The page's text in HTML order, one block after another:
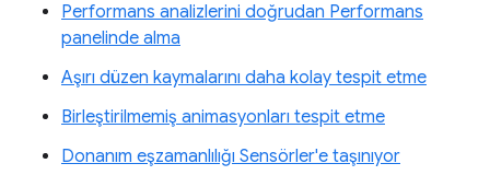
Performans analizlerini doğrudan Performans
panelinde alma
Aşırı düzen kaymalarını daha kolay tespit etme
Birleştirilmemiş animasyonları tespit etme
Donanım eşzamanlılığı Sensörler'e taşınıyor